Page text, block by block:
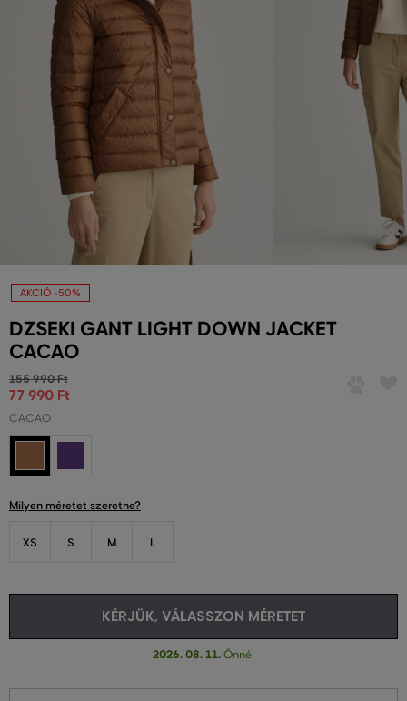
AKCIÓ -50%
DZSEKI GANT LIGHT DOWN JACKET
CACAO
155 990 Ft
77 990 Ft
CACAO
Milyen méretet szeretne?
XS S M L
KÉRJÜK, VÁLASSZON MÉRETET
2026. 08. 11. Önnél